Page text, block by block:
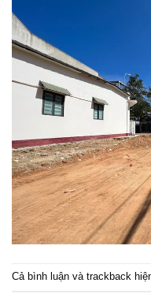
Cả bình luận và trackback